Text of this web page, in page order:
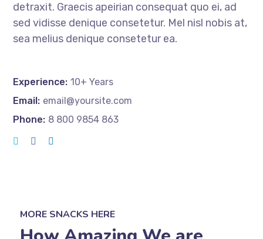
detraxit. Graecis apeirian consequat quo ei, ad
sed vidisse denique consetetur. Mel nisl nobis at,
sea melius denique consetetur ea.
Experience: 10+ Years
Email: email@yoursite.com
Phone: 8 800 9854 863
MORE SNACKS HERE